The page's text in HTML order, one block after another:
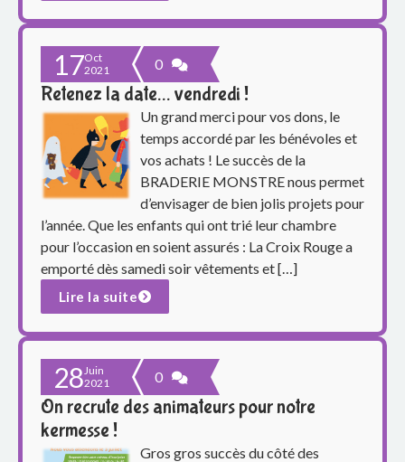
e
S
17Oct
2021
0
Retenez la date… vendredi !
Un grand merci pour vos dons, le
temps accordé par les bénévoles et
vos achats ! Le succès de la
BRADERIE MONSTRE nous permet
d’envisager de bien jolis projets pour
l’année. Que les enfants qui ont trié leur chambre
pour l’occasion en soient assurés : La Croix Rouge a
emporté dès samedi soir vêtements et […]
Lire la suite
28Juin
2021
0
On recrute des animateurs pour notre
kermesse !
Gros gros succès du côté des